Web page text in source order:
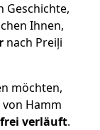
Geschichte,
Ihnen,
nach Preiļi
möchten,
Hamm
verläuft.